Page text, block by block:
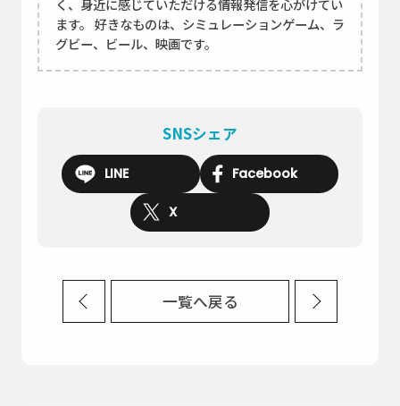
く、身近に感じていただける情報発信を心がけてい
ます。 好きなものは、シミュレーションゲーム、ラ
グビー、ビール、映画です。
SNSシェア
LINE Facebook
X
一覧へ戻る